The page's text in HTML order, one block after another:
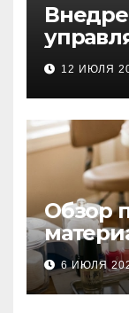
12 ИЮЛЯ
Обзор
6 ИЮЛЯ